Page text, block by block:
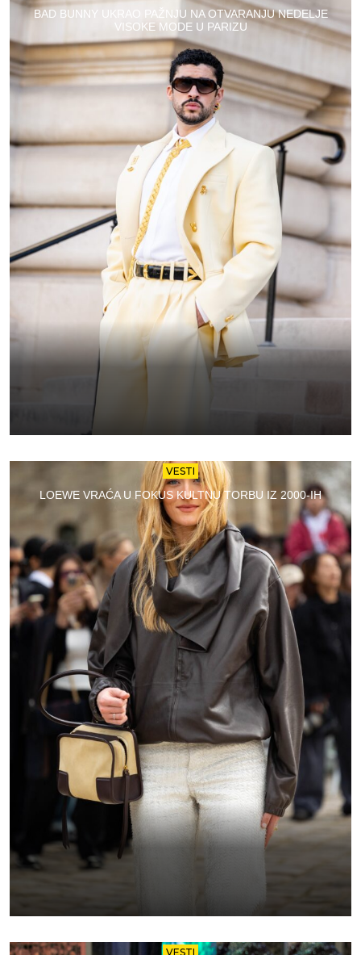
BAD BUNNY UKRAO PAŽNJU NA OTVARANJU NEDELJE
VISOKE MODE U PARIZU
VESTI
LOEWE VRAĆA U FOKUS KULTNU TORBU IZ 2000-IH
VESTI